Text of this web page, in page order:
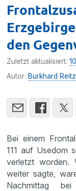
den
Zuletzt aktualisiert:
Autor: Burkhard Reitz
Bei einem
111 auf Usedom
verletzt worden.
weiter sagte,
Nachmittag